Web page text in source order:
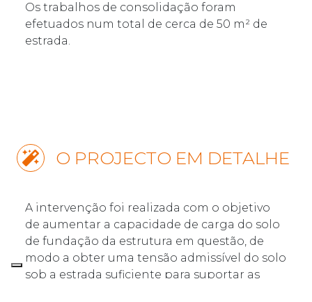
Os trabalhos de consolidação foram
efetuados num total de cerca de 50 m² de
estrada.
O PROJECTO EM DETALHE
A intervenção foi realizada com o objetivo
de aumentar a capacidade de carga do solo
de fundação da estrutura em questão, de
modo a obter uma tensão admissível do solo
sob a estrada suficiente para suportar as